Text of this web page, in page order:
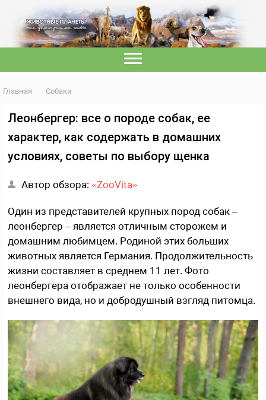
Главная Собаки
Леонбергер: все о породе собак, ее
характер, как содержать в домашних
условиях, советы по выбору щенка
Автор обзора: «ZooVita»
Один из представителей крупных пород собак –
леонбергер – является отличным сторожем и
домашним любимцем. Родиной этих больших
животных является Германия. Продолжительность
жизни составляет в среднем 11 лет. Фото
леонбергера отображает не только особенности
внешнего вида, но и добродушный взгляд питомца.